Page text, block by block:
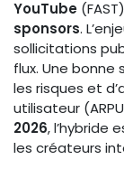
YouTube
sponsors.
sollicitations
flux. Une
les risques et
utilisateur
2026, l’hybride
les créateurs